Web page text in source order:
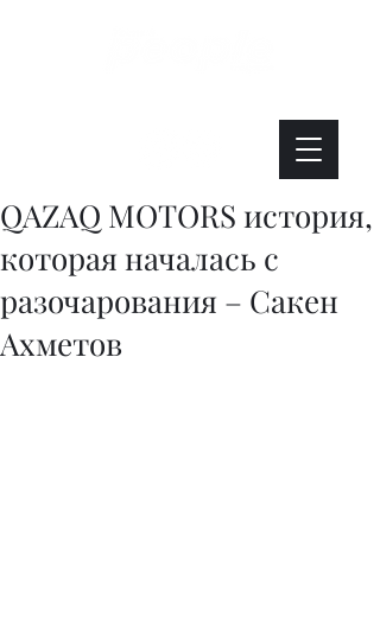
QAZAQ MOTORS история,
которая началась с
разочарования – Сакен
Ахметов